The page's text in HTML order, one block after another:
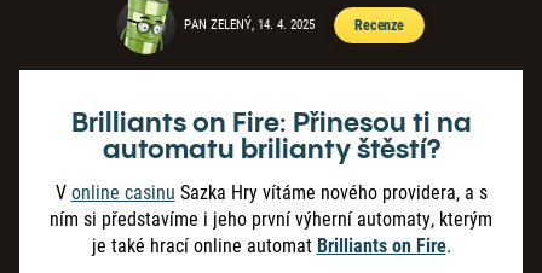
PAN ZELENÝ, 14. 4. 2025 Recenze
Brilliants on Fire: Přinesou ti na
automatu brilianty štěstí?
V online casinu Sazka Hry vítáme nového providera, a s
ním si představíme i jeho první výherní automaty, kterým
je také hrací online automat Brilliants on Fire.